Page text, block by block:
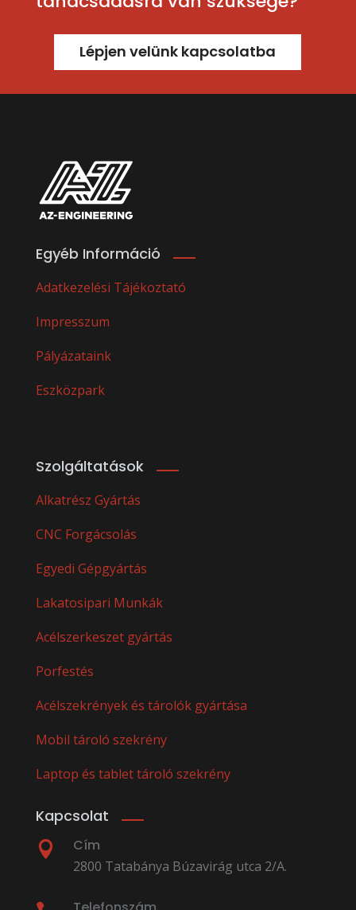
Lépjen velünk kapcsolatba
Egyéb Információ
Adatkezelési Tájékoztató
Impresszum
Pályázataink
Eszközpark
Szolgáltatások
Alkatrész Gyártás
CNC Forgácsolás
Egyedi Gépgyártás
Lakatosipari Munkák
Acélszerkeszet gyártás
Porfestés
Acélszekrények és tárolók gyártása
Mobil tároló szekrény
Laptop és tablet tároló szekrény
Kapcsolat

Cím
2800 Tatabánya Búzavirág utca 2/A.